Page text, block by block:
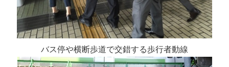
バス停や横断歩道で交錯する歩行者動線